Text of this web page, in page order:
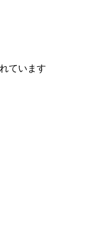
ています